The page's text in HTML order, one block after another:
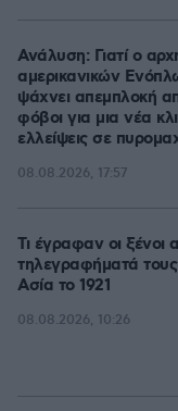
Ανάλυση: Γιατί ο
αμερικανικών
ψάχνει απεμπλοκή
φόβοι για μια νέα
ελλείψεις σε
08.08.2026, 17:57
Τι έγραφαν οι ξένοι
τηλεγραφήματά
Ασία το 1921
08.08.2026, 10:26